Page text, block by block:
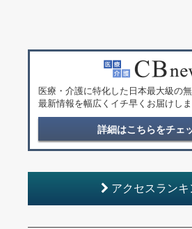
医療・介護に特化した日本最大級の
最新情報を幅広くイチ早くお届けしま
詳細はこちらをチェ
アクセスランキ